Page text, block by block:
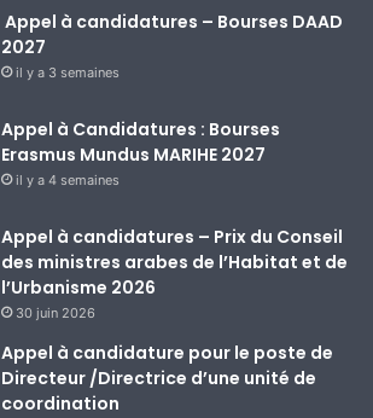
Appel à candidatures – Bourses DAAD
2027
il y a 3 semaines
Appel à Candidatures : Bourses
Erasmus Mundus MARIHE 2027
il y a 4 semaines
Appel à candidatures – Prix du Conseil
des ministres arabes de l’Habitat et de
l’Urbanisme 2026
30 juin 2026
Appel à candidature pour le poste de
Directeur /Directrice d’une unité de
coordination